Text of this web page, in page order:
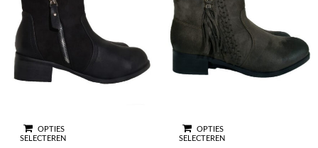
OPTIES
SELECTEREN
OPTIES
SELECTEREN